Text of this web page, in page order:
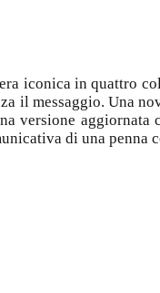
iconica in quattro
il messaggio. Una
versione
di una penna